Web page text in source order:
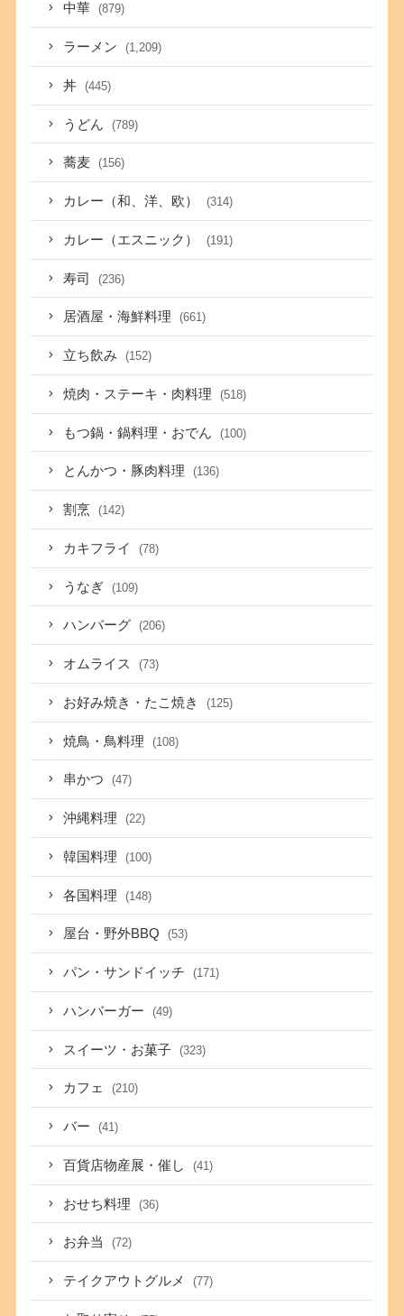
中華 (879)
ラーメン (1,209)
丼 (445)
うどん (789)
蕎麦 (156)
カレー（和、洋、欧） (314)
カレー（エスニック） (191)
寿司 (236)
居酒屋・海鮮料理 (661)
立ち飲み (152)
焼肉・ステーキ・肉料理 (518)
もつ鍋・鍋料理・おでん (100)
とんかつ・豚肉料理 (136)
割烹 (142)
カキフライ (78)
うなぎ (109)
ハンバーグ (206)
オムライス (73)
お好み焼き・たこ焼き (125)
焼鳥・鳥料理 (108)
串かつ (47)
沖縄料理 (22)
韓国料理 (100)
各国料理 (148)
屋台・野外BBQ (53)
パン・サンドイッチ (171)
ハンバーガー (49)
スイーツ・お菓子 (323)
カフェ (210)
バー (41)
百貨店物産展・催し (41)
おせち料理 (36)
お弁当 (72)
テイクアウトグルメ (77)